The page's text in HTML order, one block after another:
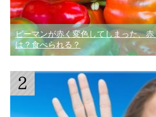
ピーマンが赤く変色してしまった、赤
は？食べられる？